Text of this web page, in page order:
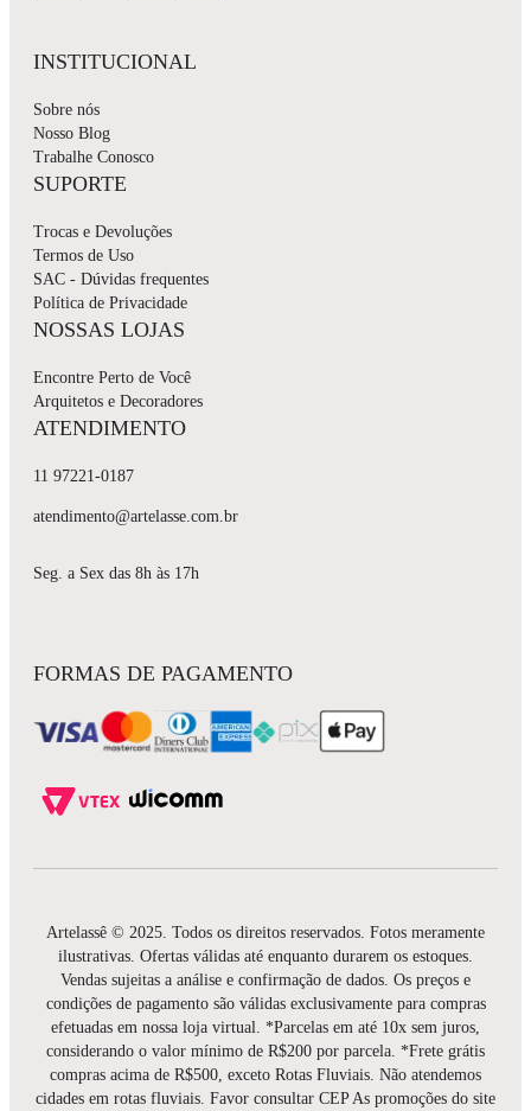
INSTITUCIONAL
Sobre nós
Nosso Blog
Trabalhe Conosco
SUPORTE
Trocas e Devoluções
Termos de Uso
SAC - Dúvidas frequentes
Política de Privacidade
NOSSAS LOJAS
Encontre Perto de Você
Arquitetos e Decoradores
ATENDIMENTO
11 97221-0187
atendimento@artelasse.com.br
Seg. a Sex das 8h às 17h
FORMAS DE PAGAMENTO
Artelassê © 2025. Todos os direitos reservados. Fotos meramente
ilustrativas. Ofertas válidas até enquanto durarem os estoques.
Vendas sujeitas a análise e confirmação de dados. Os preços e
condições de pagamento são válidas exclusivamente para compras
efetuadas em nossa loja virtual. *Parcelas em até 10x sem juros,
considerando o valor mínimo de R$200 por parcela. *Frete grátis
compras acima de R$500, exceto Rotas Fluviais. Não atendemos
cidades em rotas fluviais. Favor consultar CEP As promoções do site